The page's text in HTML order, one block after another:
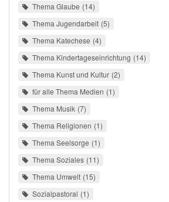
Thema Glaube 14
Thema Jugendarbeit 5
Thema Katechese 4
Thema Kindertageseinrichtung 14
Thema Kunst und Kultur 2
für alle Thema Medien 1
Thema Musik 7
Thema Religionen 1
Thema Seelsorge 1
Thema Soziales 11
Thema Umwelt 15
Sozialpastoral 1